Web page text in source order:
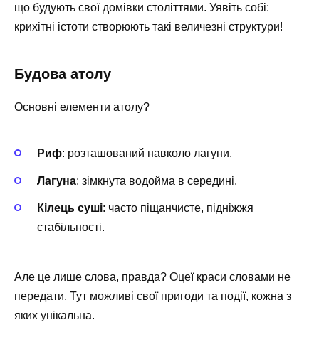
що будують свої домівки століттями. Уявіть собі:
крихітні істоти створюють такі величезні структури!
Будова атолу
Основні елементи атолу?
Риф: розташований навколо лагуни.
Лагуна: зімкнута водойма в середині.
Кілець суші: часто піщанчисте, підніжжя
стабільності.
Але це лише слова, правда? Оцеї краси словами не
передати. Тут можливі свої пригоди та події, кожна з
яких унікальна.